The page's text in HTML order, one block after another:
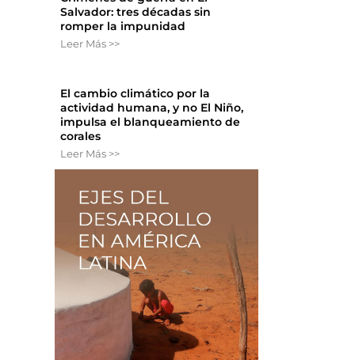
Salvador: tres décadas sin
romper la impunidad
Leer Más >>
El cambio climático por la
actividad humana, y no El Niño,
impulsa el blanqueamiento de
corales
Leer Más >>